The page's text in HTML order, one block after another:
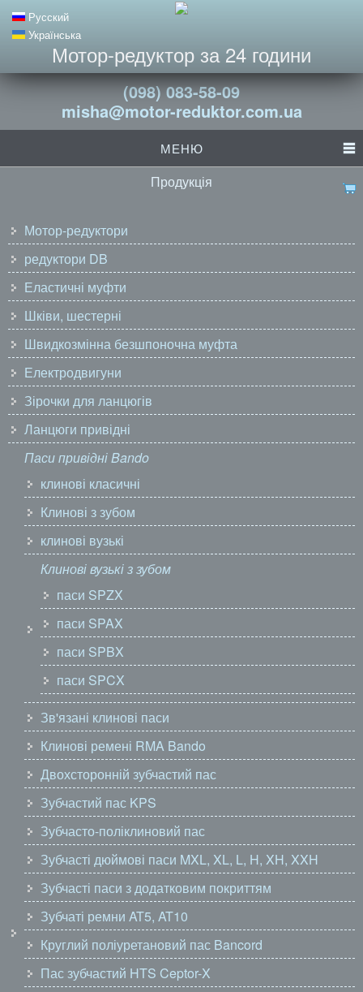
Русский
Українська
Мотор-редуктор за 24 години
(098) 083-58-09
misha@motor-reduktor.com.ua
МЕНЮ
Продукція
Мотор-редуктори
редуктори DB
Еластичні муфти
Шківи, шестерні
Швидкозмінна безшпоночна муфта
Електродвигуни
Зірочки для ланцюгів
Ланцюги привідні
Паси привідні Bando
клинові класичні
Клинові з зубом
клинові вузькі
Клинові вузькі з зубом
паси SPZX
паси SPAX
паси SPBX
паси SPCX
Зв'язані клинові паси
Клинові ремені RMA Bando
Двохсторонній зубчастий пас
Зубчастий пас KPS
Зубчасто-поліклиновий пас
Зубчасті дюймові паси MXL, XL, L, H, XH, XXH
Зубчасті паси з додатковим покриттям
Зубчаті ремни AT5, AT10
Круглий поліуретановий пас Bancord
Пас зубчастий HTS Ceptor-X